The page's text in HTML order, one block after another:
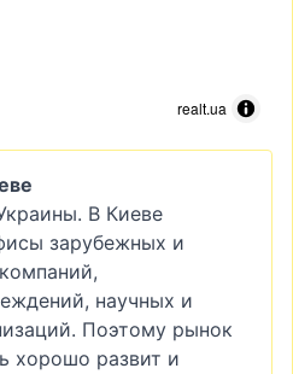
realt.ua
В Киеве
зарубежных и
научных и
Поэтому рынок
хорошо развит и